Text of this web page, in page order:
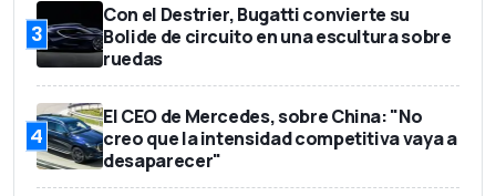
3
Con el Destrier, Bugatti convierte su
Bolide de circuito en una escultura sobre
ruedas
4
El CEO de Mercedes, sobre China: "No
creo que la intensidad competitiva vaya a
desaparecer"